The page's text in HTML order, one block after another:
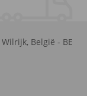
Wilrijk, België - BE